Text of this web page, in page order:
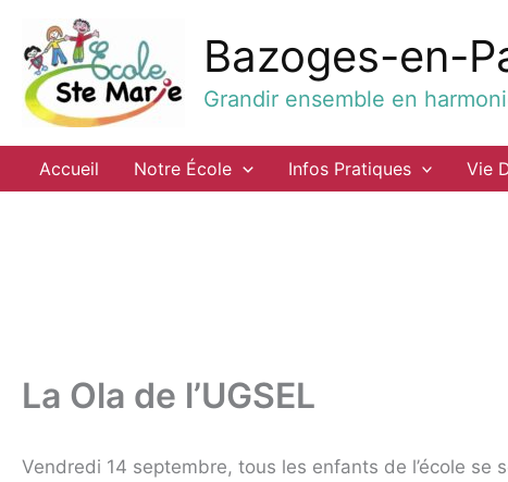
contenu
Bazoges-en-
Grandir ensemble en
Accueil Notre École Infos Pratiques Vie
La Ola de l’UGSEL
Vendredi 14 septembre, tous les enfants de l’école se